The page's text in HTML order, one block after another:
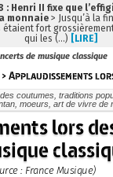
de musique classique
> Applaudissements
coutumes, traditions
moeurs, art de vivre de
lors
: France Musique)
: Henri II fixe que
monnaie> Jusqu’à la
étaient fort
qui les (…) [LIRE]